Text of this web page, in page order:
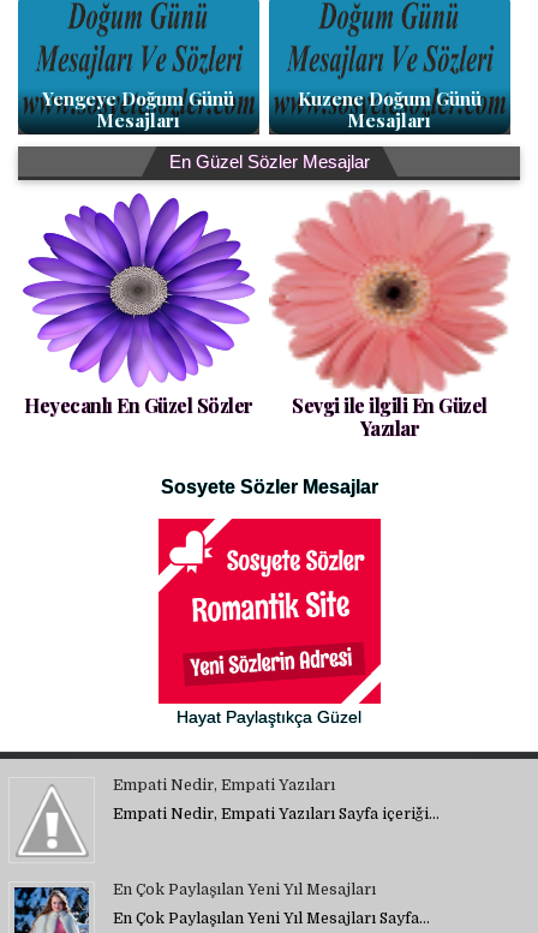
Yengeye Doğum Günü
Mesajları
Kuzene Doğum Günü
Mesajları
En Güzel Sözler Mesajlar
Heyecanlı En Güzel Sözler
Sevgi ile ilgili En Güzel
Yazılar
Sosyete Sözler Mesajlar
Hayat Paylaştıkça Güzel
Empati Nedir, Empati Yazıları
Empati Nedir, Empati Yazıları Sayfa içeriği…
En Çok Paylaşılan Yeni Yıl Mesajları
En Çok Paylaşılan Yeni Yıl Mesajları Sayfa…